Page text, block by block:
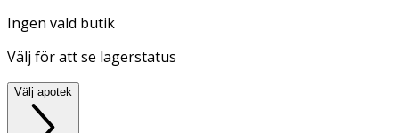
Ingen vald butik
Välj för att se lagerstatus
Välj apotek